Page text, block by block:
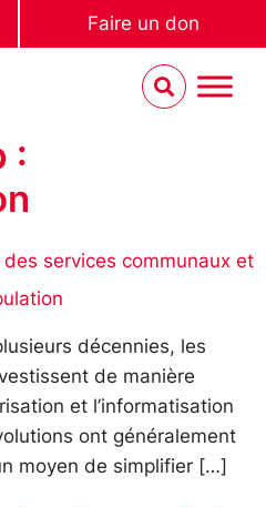
Faire un don
:
services communaux et
décennies, les
de manière
et l’informatisation
ont généralement
moyen de simplifier […]